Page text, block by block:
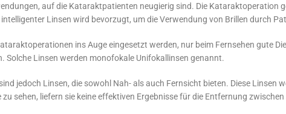
auf die Kataraktpatienten neugierig sind. Die Kataraktoperation
Linsen wird bevorzugt, um die Verwendung von Brillen durch
ins Auge eingesetzt werden, nur beim Fernsehen gute
Solche Linsen werden monofokale Unifokallinsen genannt.
jedoch Linsen, die sowohl Nah- als auch Fernsicht bieten. Diese Linsen
sehen, liefern sie keine effektiven Ergebnisse für die Entfernung